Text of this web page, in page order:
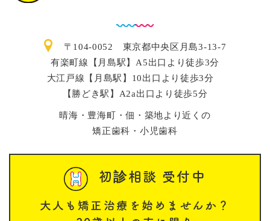
〒104-0052 東京都中央区月島3-13-7
有楽町線【月島駅】A5出口より徒歩3分
大江戸線【月島駅】10出口より徒歩3分
【勝どき駅】A2a出口より徒歩5分
晴海・豊海町・佃・築地より近くの
矯正歯科・小児歯科
初診相談 受付中
大人も矯正治療を始めませんか？